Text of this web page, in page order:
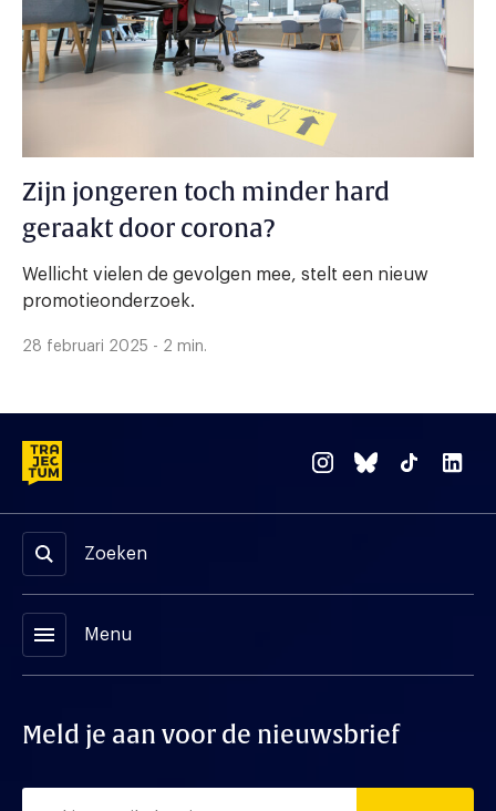
Zijn jongeren toch minder hard
geraakt door corona?
Wellicht vielen de gevolgen mee, stelt een nieuw
promotieonderzoek.
28 februari 2025 - 2 min.
Zoeken
menu Menu
Meld je aan voor de nieuwsbrief